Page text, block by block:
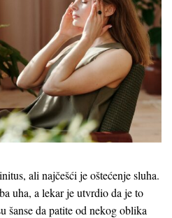
ali najčešći je oštećenje sluha.
uha, a lekar je utvrdio da je to
šanse da patite od nekog oblika